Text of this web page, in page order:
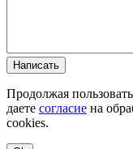
Написать
Продолжая
даете согласие на
cookies.